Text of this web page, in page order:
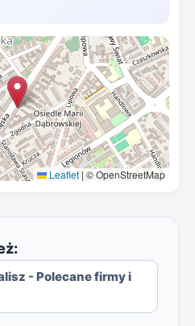
Leaflet | © OpenStreetMap
- Polecane firmy i